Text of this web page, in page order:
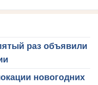
раз объявили
новогодних